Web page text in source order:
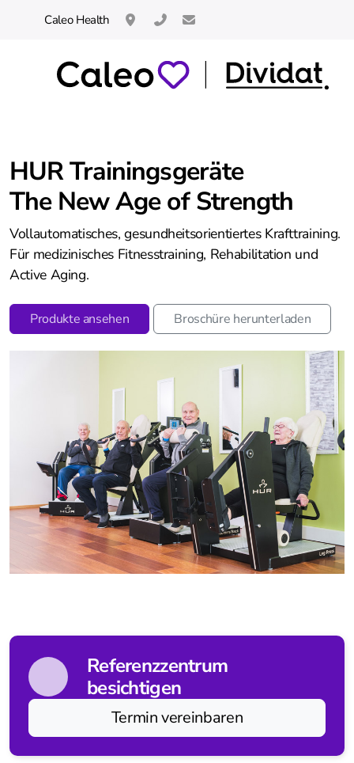
Caleo Health Neuhofstrasse 14 / 8834 Schindellegi /
044 621 60 66
HUR Trainingsgeräte
The New Age of Strength
Vollautomatisches, gesundheitsorientiertes Krafttraining.
Für medizinisches Fitnesstraining, Rehabilitation und
Active Aging.
Produkte ansehen Broschüre herunterladen
Referenzzentrum
besichtigen
Termin vereinbaren
HUR Kraftgeräte
THERA-Trainer
toro
Standing & Balancing
balo
verto
Tover
Tovertafel